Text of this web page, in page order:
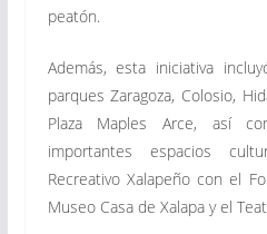
peatón.
Además, esta iniciativa
parques Zaragoza, Colosio,
Plaza Maples Arce, así
importantes espacios
Recreativo Xalapeño con el
Museo Casa de Xalapa y el